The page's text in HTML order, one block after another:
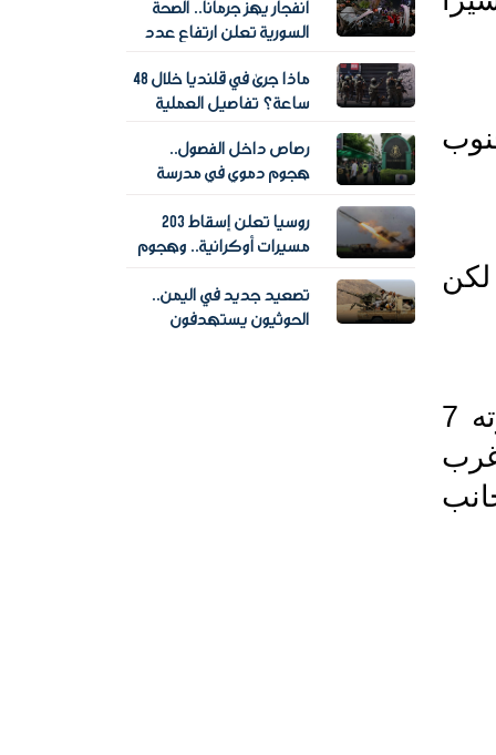
مخدرات
انفجار يهز جرمانا.. الصحة
السورية تعلن ارتفاع عدد
ماذا جرى في قلنديا خلال 48
ساعة؟ تفاصيل العملية
رصاص داخل الفصول..
هجوم دموي في مدرسة
مصابا
روسيا تعلن إسقاط 203
مسيرات أوكرانية.. وهجوم
لـ"وايلدبيريز"
تصعيد جديد في اليمن..
الحوثيون يستهدفون